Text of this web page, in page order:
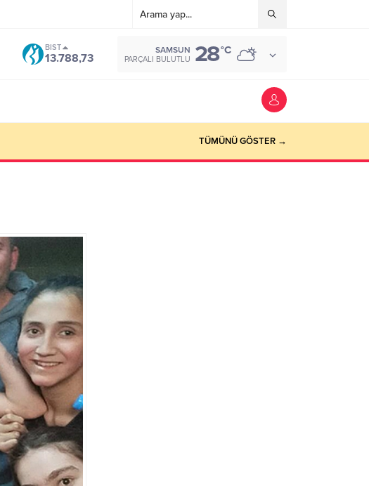
BIST
13.788,73
SAMSUN
PARÇALI BULUTLU 28°C
TÜMÜNÜ GÖSTER →